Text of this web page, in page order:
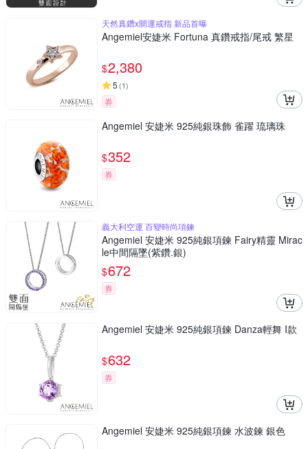
天然真鑽x開運戒指 新品首曝
Angemiel安婕米 Fortuna 真鑽戒指/尾戒 繁星
$2,380
5 (1)
券
Angemiel 安婕米 925純銀珠飾 雀躍 琉璃珠
$352
券
義大利空運 百變時尚項鍊
Angemiel 安婕米 925純銀項鍊 Fairy精靈 Mirac
le中間隔墜(紫鑽.銀)
$672
券
Angemiel 安婕米 925純銀項鍊 Danza輕舞 I款
$632
券
Angemiel 安婕米 925純銀項鍊 水波鍊 銀色